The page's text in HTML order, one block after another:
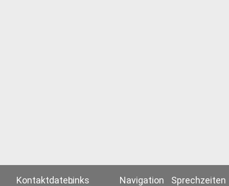
KontaktdatenLinks Navigation Sprechzeiten